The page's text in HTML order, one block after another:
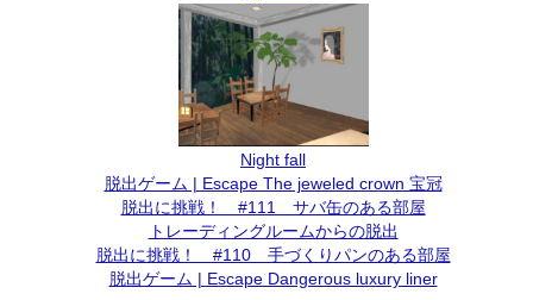
Night fall
脱出ゲーム | Escape The jeweled crown 宝冠
脱出に挑戦！ #111 サバ缶のある部屋
トレーディングルームからの脱出
脱出に挑戦！ #110 手づくりパンのある部屋
脱出ゲーム | Escape Dangerous luxury liner